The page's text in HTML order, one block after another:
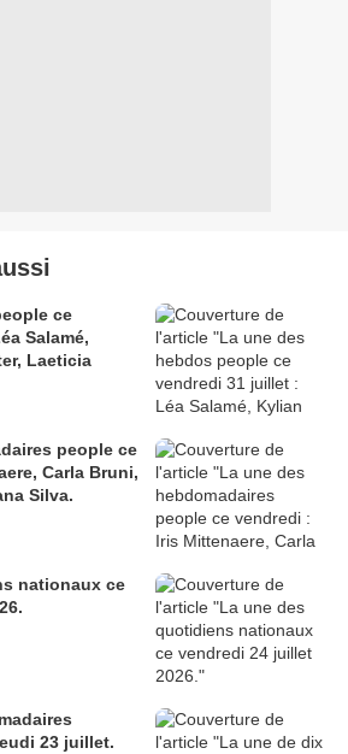
ce
Salamé,
Laeticia
people ce
Carla Bruni,
Silva.
nationaux ce
23 juillet.